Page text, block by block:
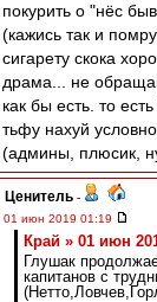
покурить о "нёс
(кажись так и
сигарету скока
драма... не
как бы есть. то
тьфу нахуй
(админы, плюсик,
Ценитель -
01 июн 2019 01:19
Край » 01 июн
Глушак
капитанов с